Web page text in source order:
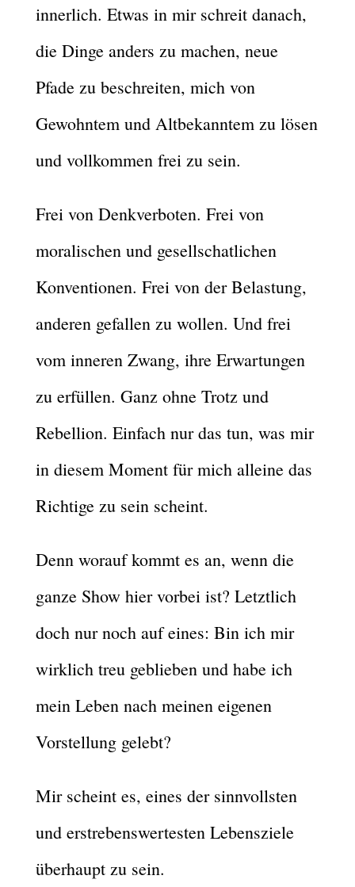
innerlich. Etwas in mir schreit danach,
die Dinge anders zu machen, neue
Pfade zu beschreiten, mich von
Gewohntem und Altbekanntem zu lösen
und vollkommen frei zu sein.
Frei von Denkverboten. Frei von
moralischen und gesellschatlichen
Konventionen. Frei von der Belastung,
anderen gefallen zu wollen. Und frei
vom inneren Zwang, ihre Erwartungen
zu erfüllen. Ganz ohne Trotz und
Rebellion. Einfach nur das tun, was mir
in diesem Moment für mich alleine das
Richtige zu sein scheint.
Denn worauf kommt es an, wenn die
ganze Show hier vorbei ist? Letztlich
doch nur noch auf eines: Bin ich mir
wirklich treu geblieben und habe ich
mein Leben nach meinen eigenen
Vorstellung gelebt?
Mir scheint es, eines der sinnvollsten
und erstrebenswertesten Lebensziele
überhaupt zu sein.